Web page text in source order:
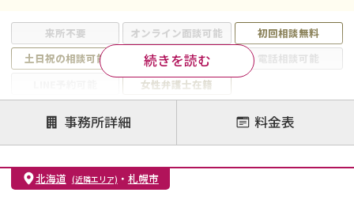
来所不要 オンライン面談可能
初回相談無料
土日祝の相談可能
19時以降電話可能
電話相談可能
女性弁護士在籍
注力案件
離婚前相談
離婚調停
離婚裁判
親権・面会交流権
DV
モラハラ
不貞・不倫慰謝料請求
国際離婚
続きを読む
事務所詳細 料金表
北海道 (近隣エリア) ・ 札幌市